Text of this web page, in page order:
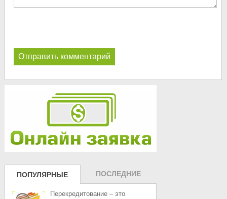
ПОПУЛЯРНЫЕ
ЗАПИСИ
ПОСЛЕДНИЕ
ЗАПИСИ
Перекредитование – это